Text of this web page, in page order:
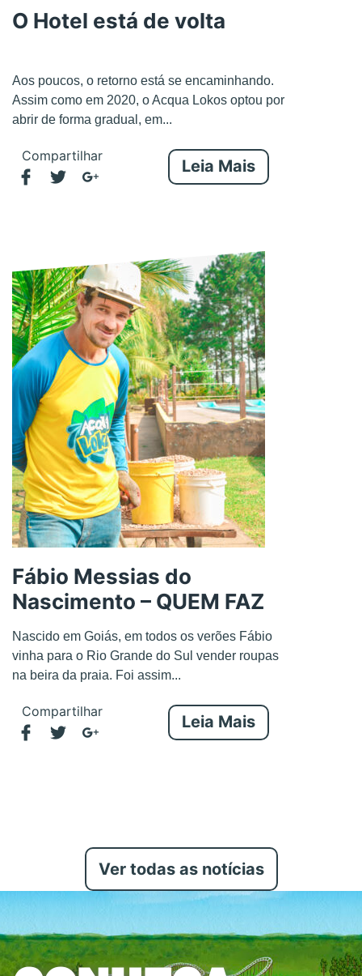
O Hotel está de volta
Aos poucos, o retorno está se encaminhando.
Assim como em 2020, o Acqua Lokos optou por
abrir de forma gradual, em...
Compartilhar
Leia Mais
Fábio Messias do
Nascimento – QUEM FAZ
Nascido em Goiás, em todos os verões Fábio
vinha para o Rio Grande do Sul vender roupas
na beira da praia. Foi assim...
Compartilhar
Leia Mais
Ver todas as notícias